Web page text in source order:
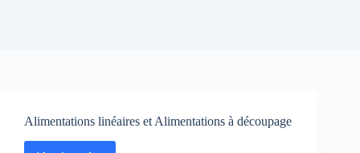
Alimentations linéaires et Alimentations à découpage